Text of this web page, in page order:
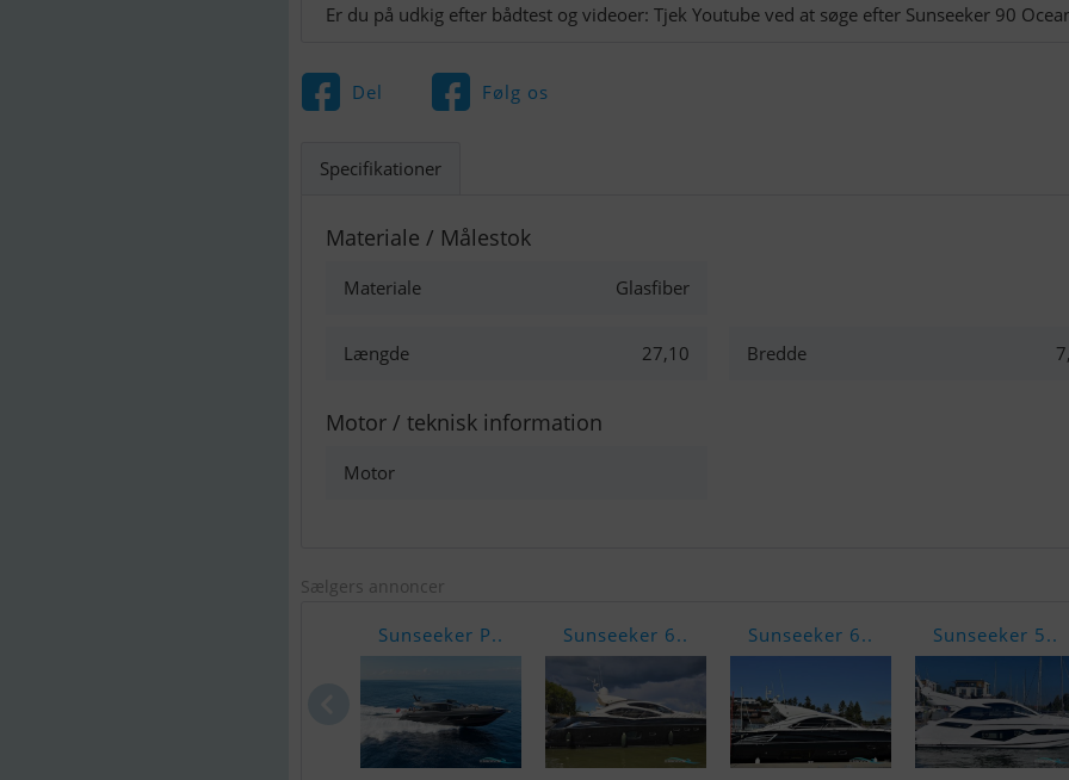
Del Følg os
Specifikationer
Materiale / Målestok
Materiale Glasfiber
Længde 27,10 Bredde
Motor / teknisk information
Motor
Sælgers annoncer
Sunseeker P.. Sunseeker 6.. Sunseeker 6.. Sunseeker 5..